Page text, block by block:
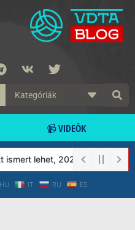
📹 VIDEÓK
lehet, 2023-tól a Védett
HU IT RU ES